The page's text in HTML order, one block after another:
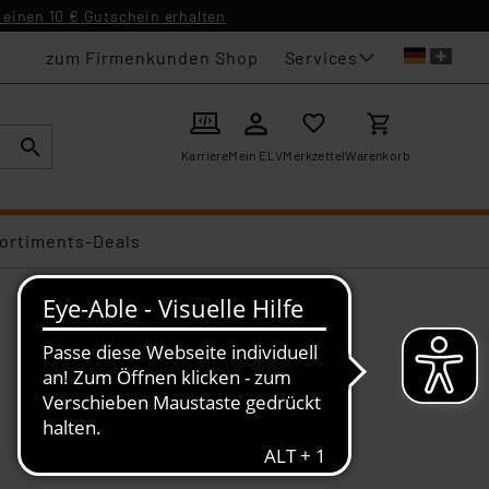
10 € Gutschein erhalten
zum Firmenkunden Shop Services
KarriereMein ELVMerkzettelWarenkorb
Deals